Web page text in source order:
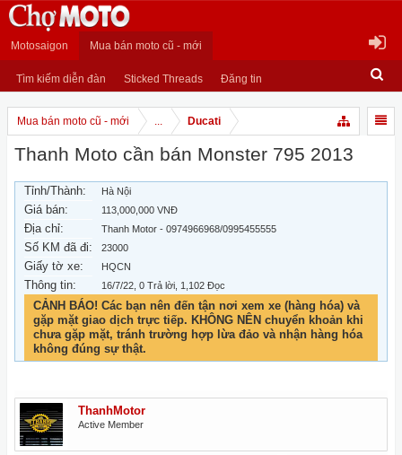
Motosaigon Mua bán moto cũ - mới
Tìm kiếm diễn đàn Sticked Threads Đăng tin
Mua bán moto cũ - mới ... Ducati
Thanh Moto cần bán Monster 795 2013
Tỉnh/Thành: Hà Nội
Giá bán: 113,000,000 VNĐ
Địa chỉ: Thanh Motor - 0974966968/0995455555
Số KM đã đi: 23000
Giấy tờ xe: HQCN
Thông tin: 16/7/22 , 0 Trả lời, 1,102 Đọc
CẢNH BÁO! Các bạn nên đến tận nơi xem xe (hàng hóa) và
gặp mặt giao dịch trực tiếp. KHÔNG NÊN chuyển khoản khi
chưa gặp mặt, tránh trường hợp lừa đảo và nhận hàng hóa
không đúng sự thật.
ThanhMotor
Active Member